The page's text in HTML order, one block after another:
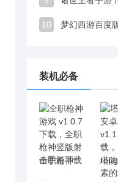
10
装机必备
全职枪神游戏 v1.0.7下载，全职枪神竖版射击手游下载